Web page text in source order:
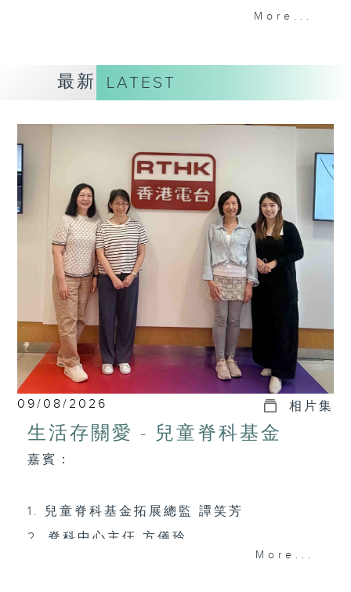
量，透過軟性的報道手法，讓市民接觸更多有
分享關愛的故事，推動和諧共融、助人自助的
訊息。
由香港電台、香港社會服務聯會合辦的「生活
特定主題，走訪社福界朋友及社福活動受助
人，細談相關主題及服務的理念及內容。另
外，每集亦有葉嘉敏主持帶來最新的社聯信
More...
最新 LATEST
09/08/2026 相片集
生活存關愛 - 兒童脊科基金
嘉賓：
1. 兒童脊科基金拓展總監 譚笑芳
2. 脊科中心主仼 方儀玲
More...